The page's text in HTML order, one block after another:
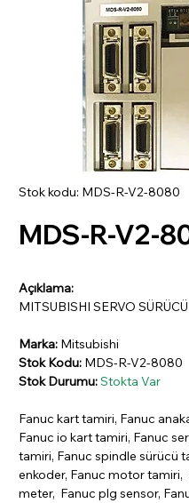
Stok kodu: MDS-R-V2-8080
MDS-R-V2-
Açıklama:
MITSUBISHI SERVO SÜRÜCÜ
Marka: Mitsubishi
Stok Kodu: MDS-R-V2-8080
Stok Durumu:Stokta Var
Fanuc kart tamiri, Fanuc
Fanuc io kart tamiri, Fanuc
tamiri, Fanuc spindle sürücü
enkoder, Fanuc motor tamiri,
meter, Fanuc plg sensor,